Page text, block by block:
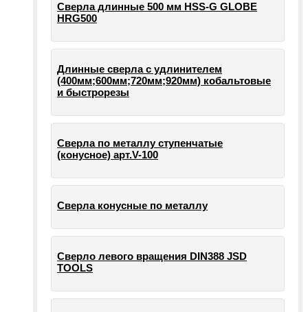
Сверла длинные 500 мм HSS-G GLOBE
HRG500
Длинные сверла с удлинителем
(400мм;600мм;720мм;920мм) кобальтовые
и быстрорезы
Сверла по металлу ступенчатые
(конусное) арт.V-100
Сверла конусные по металлу
Сверло левого вращения DIN388 JSD
TOOLS